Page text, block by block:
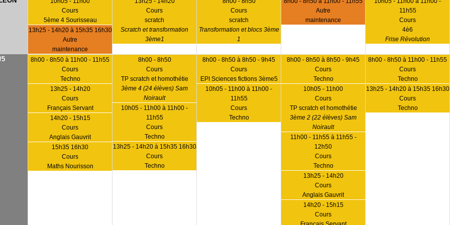
Cours
5ème 4 Sourisseau
13h25 - 14h20 à 15h35 16h30
Autre
maintenance
Cours
scratch
Scratch et transformation
3ème1
Cours
scratch
Transformation et blocs 3ème
1
Autre
maintenance
11h55
Cours
4è6
Frise Révolution
5
8h00 - 8h50 à 11h00 - 11h55
Cours
Techno
13h25 - 14h20
Cours
Français Servant
14h20 - 15h15
Cours
Anglais Gauvrit
15h35 16h30
Cours
Maths Nourisson
8h00 - 8h50
Cours
TP scratch et homothétie
3ème 4 (24 élèves) Sam
Noirault
10h05 - 11h00 à 11h00 -
11h55
Cours
Techno
13h25 - 14h20 à 15h35 16h30
Cours
Techno
8h00 - 8h50 à 8h50 - 9h45
Cours
EPI Sciences fictions 3ème5
10h05 - 11h00 à 11h00 -
11h55
Cours
Techno
8h00 - 8h50 à 8h50 - 9h45
Cours
Techno
10h05 - 11h00
Cours
TP scratch et homothétie
3ème 2 (22 élèves) Sam
Noirault
11h00 - 11h55 à 11h55 -
12h50
Cours
Techno
13h25 - 14h20
Cours
Anglais Gauvrit
14h20 - 15h15
Cours
8h00 - 8h50 à 11h00 - 11h55
Cours
Techno
13h25 - 14h20 à 15h35 16h30
Cours
Techno